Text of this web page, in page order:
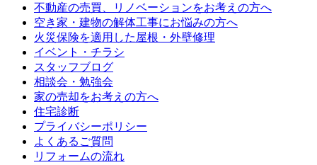
不動産の売買、リノベーションをお考えの方へ
空き家・建物の解体工事にお悩みの方へ
火災保険を適用した屋根・外壁修理
イベント・チラシ
スタッフブログ
相談会・勉強会
家の売却をお考えの方へ
住宅診断
プライバシーポリシー
よくあるご質問
リフォームの流れ